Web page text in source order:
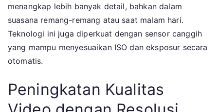
menangkap lebih banyak detail, bahkan dalam
suasana remang-remang atau saat malam hari.
Teknologi ini juga diperkuat dengan sensor canggih
yang mampu menyesuaikan ISO dan eksposur secara
otomatis.
Peningkatan Kualitas